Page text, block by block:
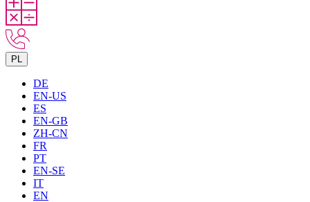
PL
DE
EN-US
ES
EN-GB
ZH-CN
FR
PT
EN-SE
IT
EN